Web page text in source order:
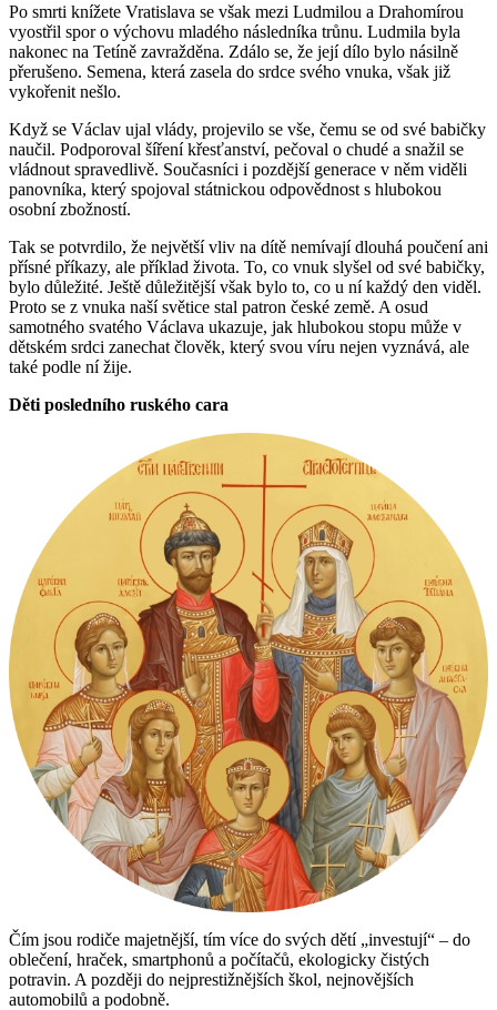
Po smrti knížete Vratislava se však mezi Ludmilou a Drahomírou
vyostřil spor o výchovu mladého následníka trůnu. Ludmila byla
nakonec na Tetíně zavražděna. Zdálo se, že její dílo bylo násilně
přerušeno. Semena, která zasela do srdce svého vnuka, však již
vykořenit nešlo.
Když se Václav ujal vlády, projevilo se vše, čemu se od své babičky
naučil. Podporoval šíření křesťanství, pečoval o chudé a snažil se
vládnout spravedlivě. Současníci i pozdější generace v něm viděli
panovníka, který spojoval státnickou odpovědnost s hlubokou
osobní zbožností.
Tak se potvrdilo, že největší vliv na dítě nemívají dlouhá poučení ani
přísné příkazy, ale příklad života. To, co vnuk slyšel od své babičky,
bylo důležité. Ještě důležitější však bylo to, co u ní každý den viděl.
Proto se z vnuka naší světice stal patron české země. A osud
samotného svatého Václava ukazuje, jak hlubokou stopu může v
dětském srdci zanechat člověk, který svou víru nejen vyznává, ale
také podle ní žije.
Děti posledního ruského cara
Čím jsou rodiče majetnější, tím více do svých dětí „investují“ – do
oblečení, hraček, smartphonů a počítačů, ekologicky čistých
potravin. A později do nejprestižnějších škol, nejnovějších
automobilů a podobně.